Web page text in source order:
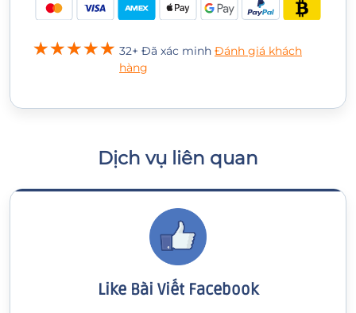
32+ Đã xác minh Đánh giá khách
hàng
Dịch vụ liên quan
Like Bài Viết Facebook